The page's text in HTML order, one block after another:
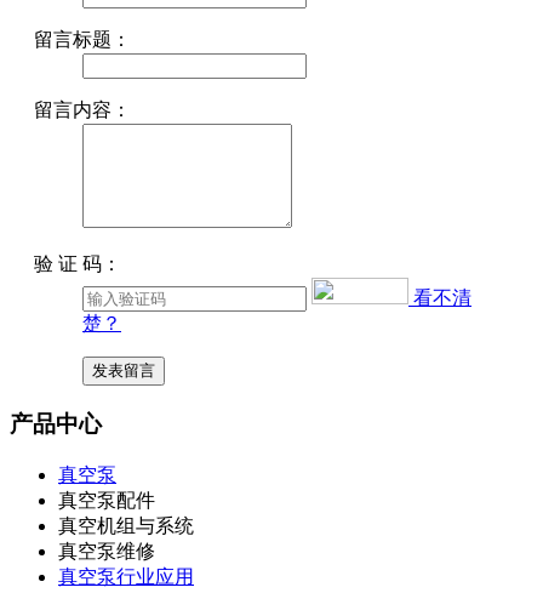
留言标题：
留言内容：
验 证 码：
看不清
楚？
产品中心
真空泵
真空泵配件
真空机组与系统
真空泵维修
真空泵行业应用